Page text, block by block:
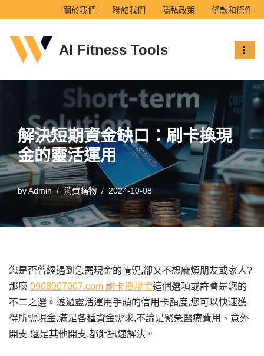
to
content
關於我們 聯絡我們 隱私政策 條款和條件
AI Fitness Tools
解決短期資金缺口：刷卡換現
金的靈活運用
byAdmin 消費購物 2024-10-08
您是否曾經遇到急需現金的情況,卻又不想麻煩朋友或家人?
那麼 0908007007.com 刷卡換現金這個選項或許會是您的
不二之選。透過靈活運用手頭的信用卡額度,您可以快速獲
得所需現金,滿足各種資金需求,不論是緊急醫療費用、意外
開支,還是其他開支,都能迅速解決。